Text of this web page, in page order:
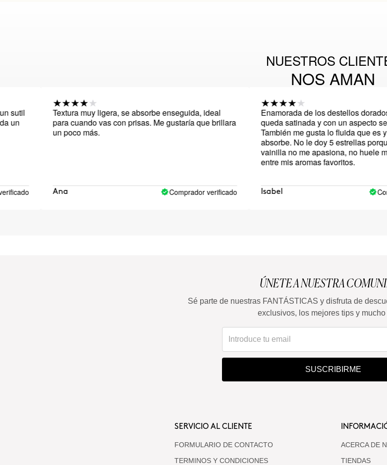
NUESTROS
NOS AMAN
Textura muy ligera, se absorbe enseguida, ideal
para cuando vas con prisas. Me gustaría que brillara
un poco más.
Comprador verificado
Enamorada de los destellos dorados, la
queda satinada y con un aspecto
También me gusta lo fluida que es y lo
absorbe. No le doy 5 estrellas porque el
vainilla no me apasiona, no huele mal
entre mis aromas favoritos.
ÚNETE A NUESTRA
Sé parte de nuestras FANTÁSTICAS y disfruta de
exclusivos, los mejores tips y mucho
SUSCRIBIRME
SERVICIO AL CLIENTE
FORMULARIO DE CONTACTO
TERMINOS Y CONDICIONES
ACERCA DE
TIENDAS